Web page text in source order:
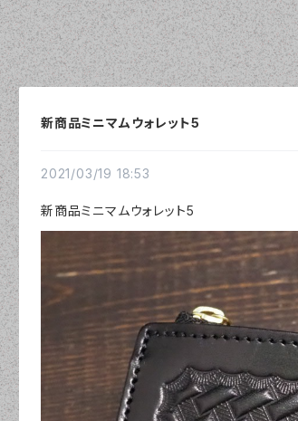
新商品ミニマムウォレット5
2021/03/19 18:53
新商品ミニマムウォレット5